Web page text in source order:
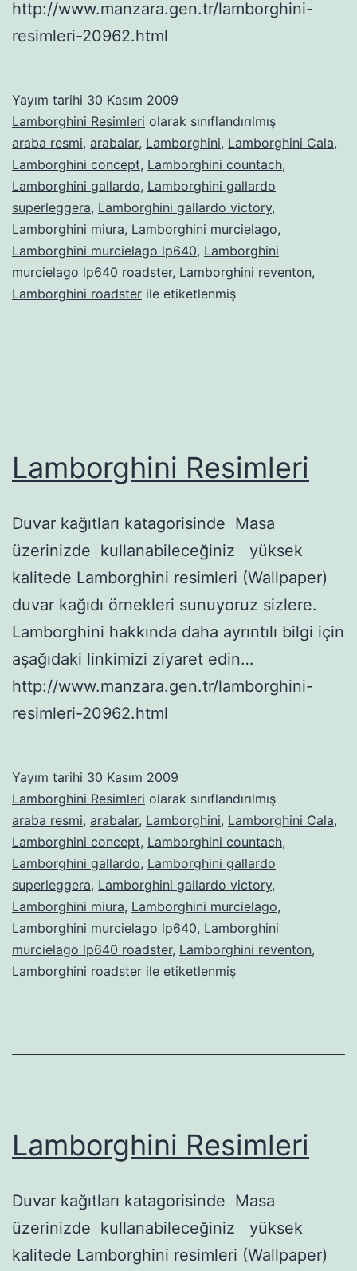
http://www.manzara.gen.tr/lamborghini-
resimleri-20962.html
Yayım tarihi 30 Kasım 2009
Lamborghini Resimleri olarak sınıflandırılmış
araba resmi, arabalar, Lamborghini, Lamborghini Cala,
Lamborghini concept, Lamborghini countach,
Lamborghini gallardo, Lamborghini gallardo
superleggera, Lamborghini gallardo victory,
Lamborghini miura, Lamborghini murcielago,
Lamborghini murcielago lp640, Lamborghini
murcielago lp640 roadster, Lamborghini reventon,
Lamborghini roadster ile etiketlenmiş
Lamborghini Resimleri
Duvar kağıtları katagorisinde Masa
üzerinizde kullanabileceğiniz yüksek
kalitede Lamborghini resimleri (Wallpaper)
duvar kağıdı örnekleri sunuyoruz sizlere.
Lamborghini hakkında daha ayrıntılı bilgi için
aşağıdaki linkimizi ziyaret edin…
http://www.manzara.gen.tr/lamborghini-
resimleri-20962.html
Yayım tarihi 30 Kasım 2009
Lamborghini Resimleri olarak sınıflandırılmış
araba resmi, arabalar, Lamborghini, Lamborghini Cala,
Lamborghini concept, Lamborghini countach,
Lamborghini gallardo, Lamborghini gallardo
superleggera, Lamborghini gallardo victory,
Lamborghini miura, Lamborghini murcielago,
Lamborghini murcielago lp640, Lamborghini
murcielago lp640 roadster, Lamborghini reventon,
Lamborghini roadster ile etiketlenmiş
Lamborghini Resimleri
Duvar kağıtları katagorisinde Masa
üzerinizde kullanabileceğiniz yüksek
kalitede Lamborghini resimleri (Wallpaper)